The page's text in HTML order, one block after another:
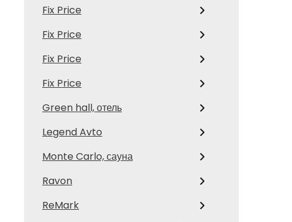
Fix Price
Fix Price
Fix Price
Fix Price
Green hall, отель
Legend Avto
Monte Carlo, сауна
Ravon
ReMark